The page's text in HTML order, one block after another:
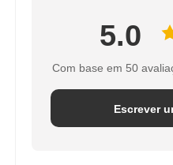
5.0
Com base em 50
Escrever